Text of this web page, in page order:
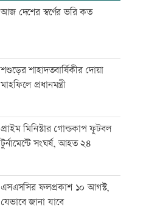
আজ দেশের স্বর্ণের ভরি কত
শশুড়ের শাহাদতবার্ষিকীর দোয়া
মাহফিলে প্রধানমন্ত্রী
প্রাইম মিনিস্টার গোল্ডকাপ ফুটবল
টুর্নামেন্টে সংঘর্ষ, আহত ২৪
এসএসসির ফলপ্রকাশ ১০ আগস্ট,
যেভাবে জানা যাবে